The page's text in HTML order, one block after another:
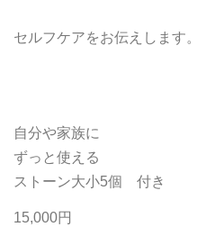
セルフケアをお伝えします。
自分や家族に
ずっと使える
ストーン大小5個 付き
15,000円